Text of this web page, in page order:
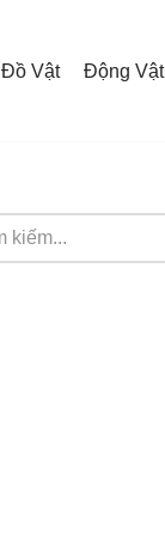
Đồ Vật Động Vật